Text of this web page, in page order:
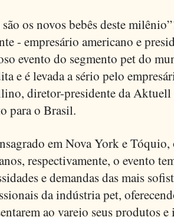
são os novos bebês deste
- empresário americano e
evento do segmento pet do
e é levada a sério pelo
diretor-presidente da Aktuell
para o Brasil.
em Nova Yorke Tóquio,
respectivamente, o evento
e demandas das mais
da indústria pet,
ao varejo seus produtos